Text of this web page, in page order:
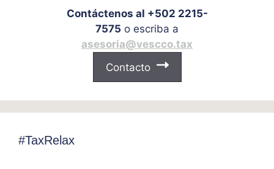
Contáctenos al +502 2215-
7575 o escriba a
asesoria@vescco.tax
Contacto
#TaxRelax